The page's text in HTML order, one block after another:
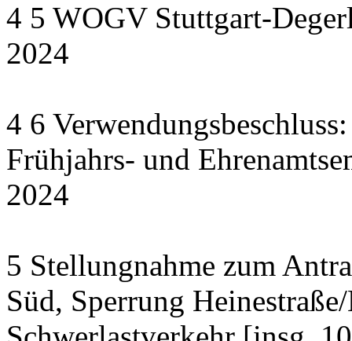
4 5 WOGV Stuttgart-
2024
4 6
Frühjahrs- und
2024
5 Stellungnahme zum
Süd, Sperrung